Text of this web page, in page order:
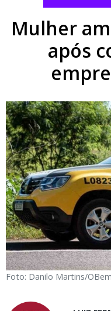
Mulher
após
Foto: Danilo Martins/